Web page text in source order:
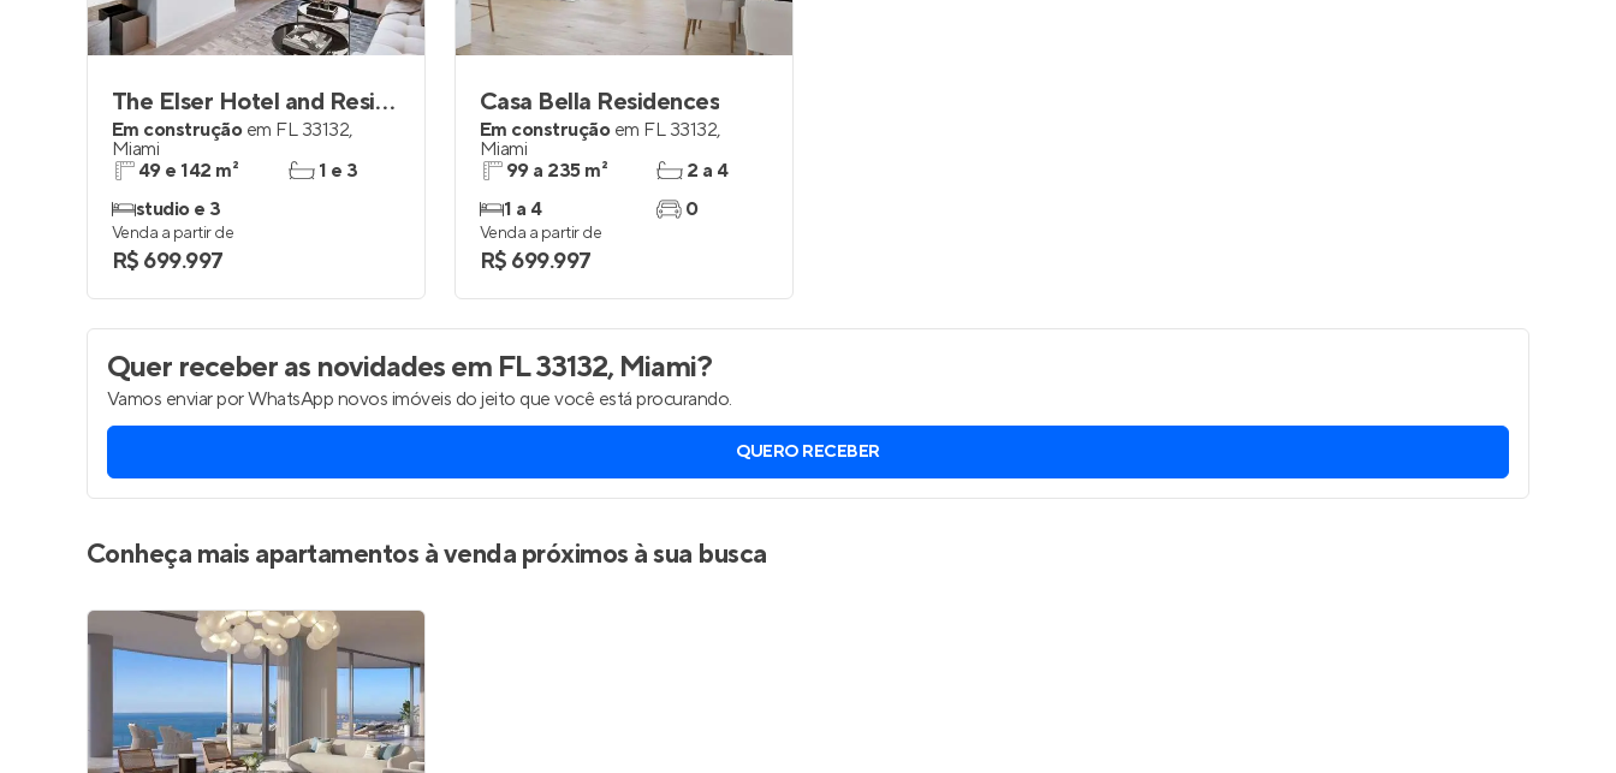
Entrar no Apto
The Elser Hotel and Residences
Em construção em FL 33132,
Miami
49 e 142 m²
studio e 3
1 e 3
Venda a partir de
R$ 699.997
Casa Bella Residences
Em construção em FL 33132,
Miami
99 a 235 m²
1 a 4
2 a 4
0
Venda a partir de
R$ 699.997
Quer receber as novidadesem FL 33132, Miami?
Vamos enviar por WhatsApp novos imóveis do jeito que você está procurando.
QUERO RECEBER
Conheça mais apartamentos à venda próximos à sua busca